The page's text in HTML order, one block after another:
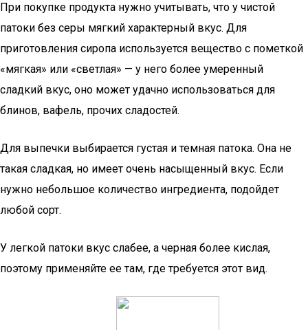
При покупке продукта нужно учитывать, что у чистой
патоки без серы мягкий характерный вкус. Для
приготовления сиропа используется вещество с пометкой
«мягкая» или «светлая» — у него более умеренный
сладкий вкус, оно может удачно использоваться для
блинов, вафель, прочих сладостей.
Для выпечки выбирается густая и темная патока. Она не
такая сладкая, но имеет очень насыщенный вкус. Если
нужно небольшое количество ингредиента, подойдет
любой сорт.
У легкой патоки вкус слабее, а черная более кислая,
поэтому применяйте ее там, где требуется этот вид.